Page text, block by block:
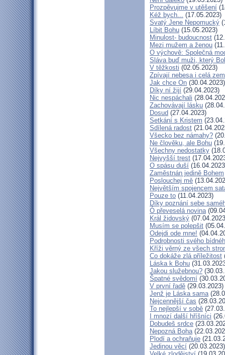
Prozpěvujme v utěšení
Kéž bych... (17.05.2023)
Svatý Jene Nepomucký
Líbit Bohu (15.05.2023)
Minulost- budoucnost
Mezi mužem a ženou
O výchově: Společná
Sláva buď muži, který
V těžkosti (02.05.2023)
Zpívají nebesa i celá
Jak chce On (30.04.2023)
Díky ní žijí (29.04.2023)
Nic nespáchali
Zachovávají lásku
Dosud (27.04.2023)
Setkání s Kristem
Sdílená radost
Všecko bez námahy?
Ne člověku, ale Bohu
Všechny nedostatky
Nejvyšší trest
O spásu duší
Zaměstnán jedině Bohem
Poslouchej mě
Největším spojencem
Pouze to (11.04.2023)
Díky poznání sebe
Ó převeselá novina
Král židovský
Musím se polepšit
Odejdi ode mne!
Podrobnosti svého
Kříži věrný ze všech
Co dokáže zlá příležitost
Láska k Bohu
Jakou služebnou?
Špatné svědomí
V první řadě (29.03.2023)
Jenž je Láska sama
Nejcennější čas
To nejlepší v sobě
I mnozí další hříšníci
Dobudeš srdce
Nepozná Boha
Plodí a ochraňuje
Jedinou věcí (20.03.2023)